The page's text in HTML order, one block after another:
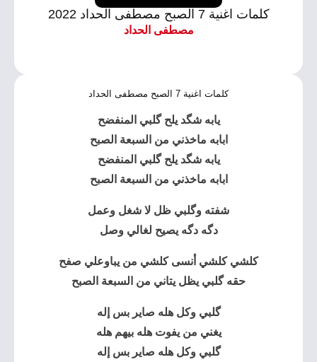
كلمات اغنية 7 الصبح مصطفى الحداد 2022
مصطفى الحداد
كلمات اغنية 7 الصبح مصطفى الحداد
يابه شگد يلح گلبي المنفضح
ابابه ماخذني من السبعة الصبح
يابه شگد يلح گلبي المنفضح
ابابه ماخذني من السبعة الصبح
شفته وگلبي ظل لا شغل وعمل
دگه دگه يصيح لغالي وصل
كلشي كلشي أنسى كلشي من يباوعلي صفح
حقه گلبي يظل يتاني من السبعة الصبح
گلبي وكل هله صاير بس إله
يغني من يفوت هله بيهم هله
گلبي وكل هله صاير بس إله